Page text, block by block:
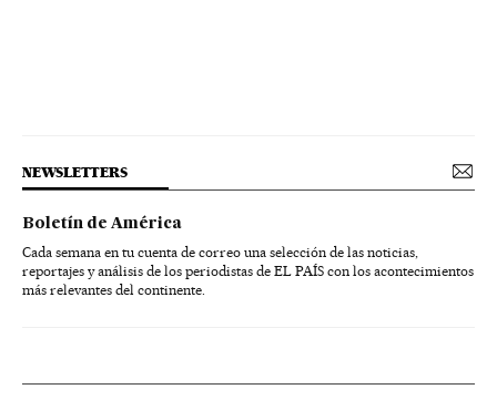
NEWSLETTERS
Boletín de América
Cada semana en tu cuenta de correo una selección de las noticias,
reportajes y análisis de los periodistas de EL PAÍS con los acontecimientos
más relevantes del continente.